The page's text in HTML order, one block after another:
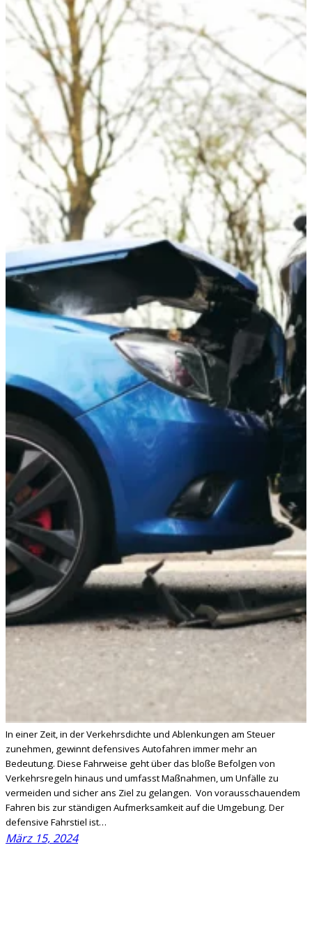
In einer Zeit, in der Verkehrsdichte und Ablenkungen am Steuer
zunehmen, gewinnt defensives Autofahren immer mehr an
Bedeutung. Diese Fahrweise geht über das bloße Befolgen von
Verkehrsregeln hinaus und umfasst Maßnahmen, um Unfälle zu
vermeiden und sicher ans Ziel zu gelangen. Von vorausschauendem
Fahren bis zur ständigen Aufmerksamkeit auf die Umgebung. Der
defensive Fahrstiel ist…
März 15, 2024